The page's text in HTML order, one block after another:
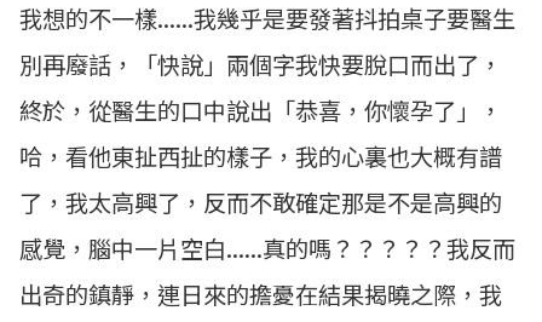
我想的不一樣......我幾乎是要發著抖拍桌子要醫生
別再廢話，「快說」兩個字我快要脫口而出了，
終於，從醫生的口中說出「恭喜，你懷孕了」，
哈，看他東扯西扯的樣子，我的心裏也大概有譜
了，我太高興了，反而不敢確定那是不是高興的
感覺，腦中一片空白......真的嗎？？？？？我反而
出奇的鎮靜，連日來的擔憂在結果揭曉之際，我